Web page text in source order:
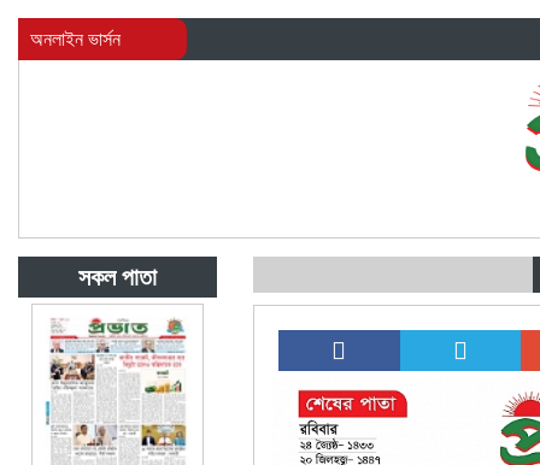
অনলাইন ভার্সন
সকল পাতা